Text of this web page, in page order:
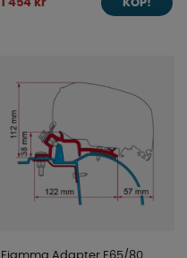
1 454 kr KÖP!